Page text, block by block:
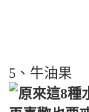
5、牛油果